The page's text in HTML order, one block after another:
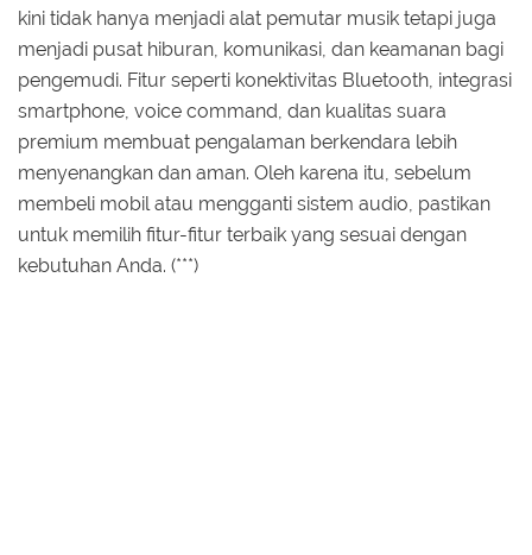
kini tidak hanya menjadi alat pemutar musik tetapi juga
menjadi pusat hiburan, komunikasi, dan keamanan bagi
pengemudi. Fitur seperti konektivitas Bluetooth, integrasi
smartphone, voice command, dan kualitas suara
premium membuat pengalaman berkendara lebih
menyenangkan dan aman. Oleh karena itu, sebelum
membeli mobil atau mengganti sistem audio, pastikan
untuk memilih fitur-fitur terbaik yang sesuai dengan
kebutuhan Anda. (***)